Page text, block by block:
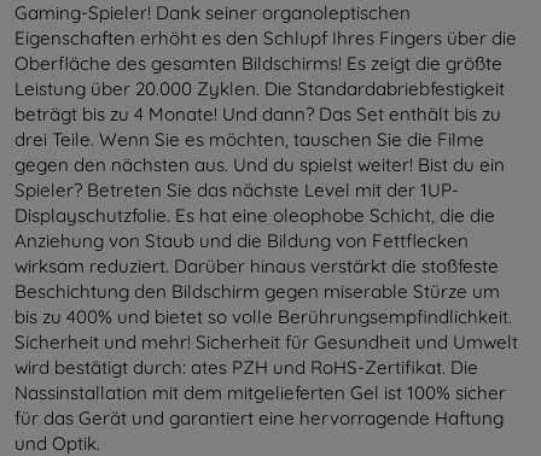
Gaming-Spieler! Dank seiner organoleptischen
Eigenschaften erhöht es den Schlupf Ihres Fingers über die
Oberfläche des gesamten Bildschirms! Es zeigt die größte
Leistung über 20.000 Zyklen. Die Standardabriebfestigkeit
beträgt bis zu 4 Monate! Und dann? Das Set enthält bis zu
drei Teile. Wenn Sie es möchten, tauschen Sie die Filme
gegen den nächsten aus. Und du spielst weiter! Bist du ein
Spieler? Betreten Sie das nächste Level mit der 1UP-
Displayschutzfolie. Es hat eine oleophobe Schicht, die die
Anziehung von Staub und die Bildung von Fettflecken
wirksam reduziert. Darüber hinaus verstärkt die stoßfeste
Beschichtung den Bildschirm gegen miserable Stürze um
bis zu 400% und bietet so volle Berührungsempfindlichkeit.
Sicherheit und mehr! Sicherheit für Gesundheit und Umwelt
wird bestätigt durch: ates PZH und RoHS-Zertifikat. Die
Nassinstallation mit dem mitgelieferten Gel ist 100% sicher
für das Gerät und garantiert eine hervorragende Haftung
und Optik.